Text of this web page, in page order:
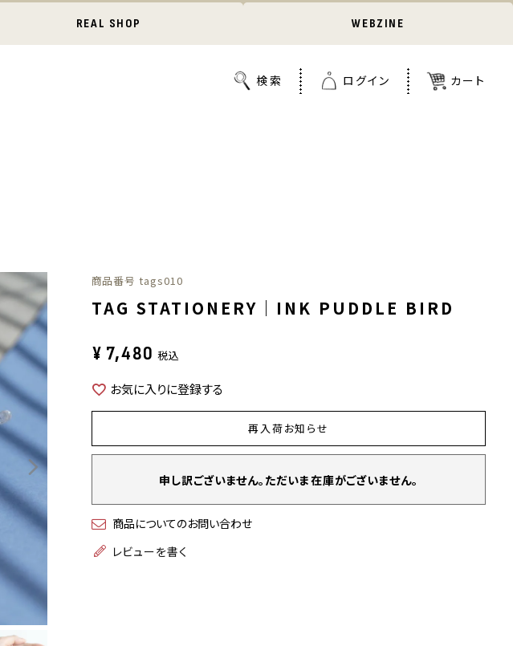
REAL SHOP WEBZINE
商品番号 tags010
TAG STATIONERY｜INK PUDDLE BIRD
¥ 7,480 税込
お気に入りに登録する
再入荷お知らせ
申し訳ございません。ただいま在庫がございません。
商品についてのお問い合わせ
レビューを書く